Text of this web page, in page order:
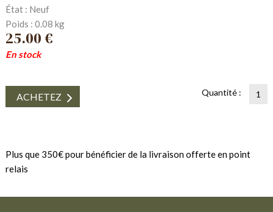
État : Neuf
Poids : 0.08 kg
25.00 €
En stock
Quantité :
ACHETEZ
Plus que 350€ pour bénéficier de la livraison offerte en point
relais